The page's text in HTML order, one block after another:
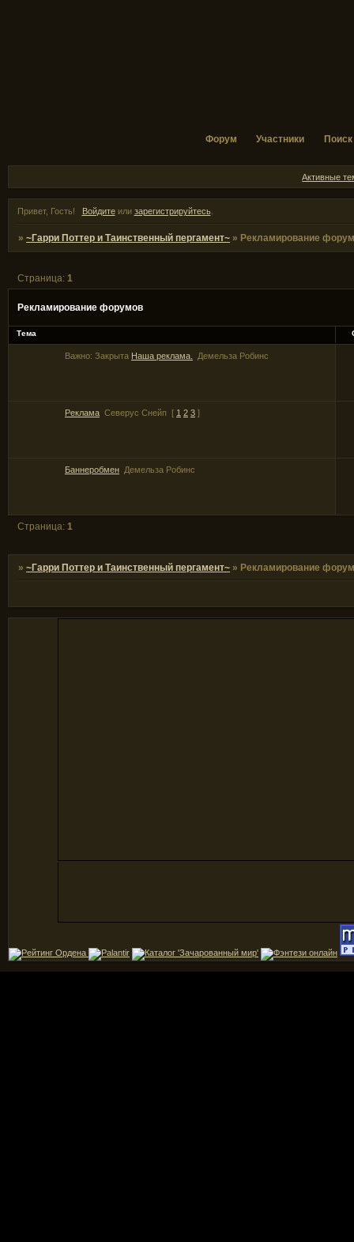
Форум Участники Поиск
Активные
Привет, Гость! Войдитеили зарегистрируйтесь.
»~Гарри Поттер и Таинственный пергамент~ » Рекламирование
Рекламирование форумов
Страница:1
Тема
Важно: Закрыта Наша реклама. Демельза Робинс
Реклама Северус Снейп [ 1 2 3 ]
Баннеробмен Демельза Робинс
Страница: 1
»~Гарри Поттер и Таинственный пергамент~ » Рекламирование